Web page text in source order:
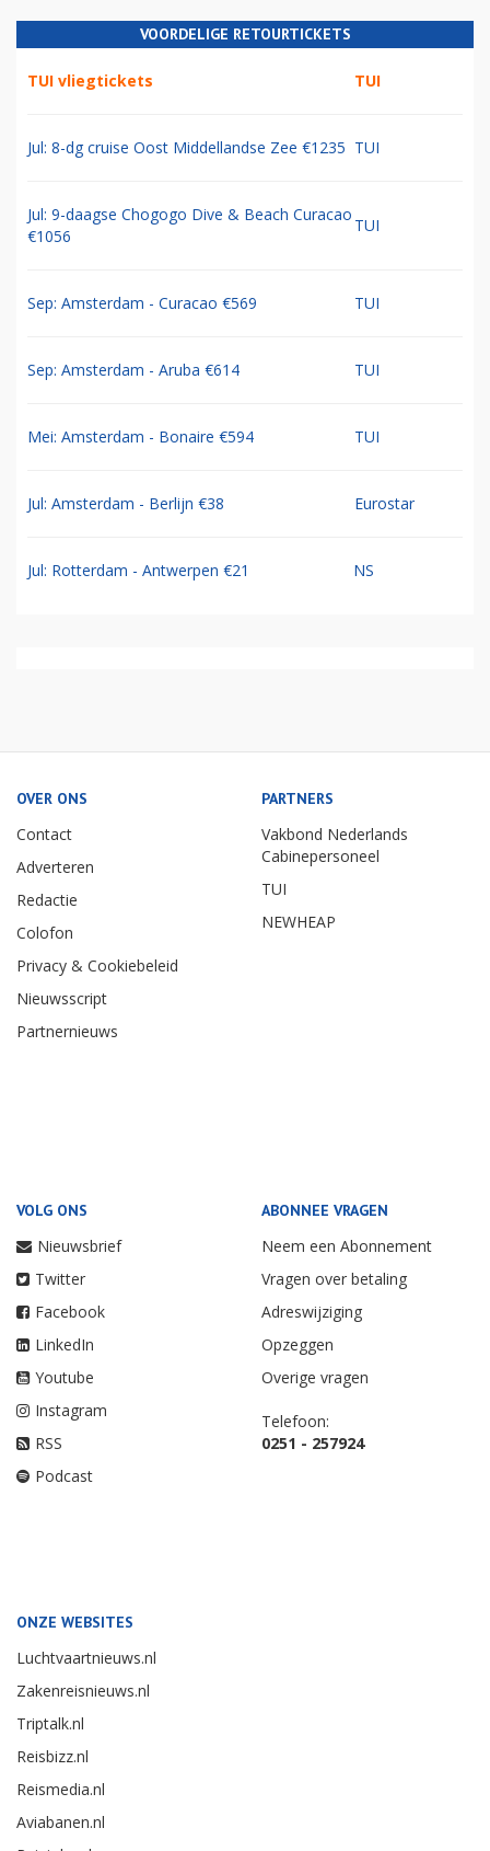
VOORDELIGE RETOURTICKETS
TUI vliegtickets TUI
Jul: 8-dg cruise Oost Middellandse Zee €1235 TUI
Jul: 9-daagse Chogogo Dive & Beach Curacao
€1056
TUI
Sep: Amsterdam - Curacao €569 TUI
Sep: Amsterdam - Aruba €614 TUI
Mei: Amsterdam - Bonaire €594 TUI
Jul: Amsterdam - Berlijn €38 Eurostar
Jul: Rotterdam - Antwerpen €21 NS
OVER ONS
Contact
Adverteren
Redactie
Colofon
Privacy & Cookiebeleid
Nieuwsscript
Partnernieuws
PARTNERS
Vakbond Nederlands
Cabinepersoneel
TUI
NEWHEAP
VOLG ONS
Nieuwsbrief
Twitter
Facebook
LinkedIn
Youtube
Instagram
RSS
Podcast
ABONNEE VRAGEN
Neem een Abonnement
Vragen over betaling
Adreswijziging
Opzeggen
Overige vragen
Telefoon:
0251 - 257924
ONZE WEBSITES
Luchtvaartnieuws.nl
Zakenreisnieuws.nl
Triptalk.nl
Reisbizz.nl
Reismedia.nl
Aviabanen.nl